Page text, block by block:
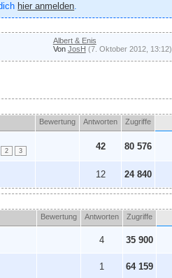
hier anmelden.
Albert & Enis
Von JosH (7. Oktober 2012, 13:12)
Bewertung Antworten Zugriffe
2 3 42 80 576
12 24 840
Bewertung Antworten Zugriffe
4 35 900
1 64 159